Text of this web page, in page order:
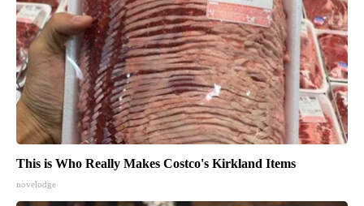
This is Who Really Makes Costco's Kirkland Items
novelodge